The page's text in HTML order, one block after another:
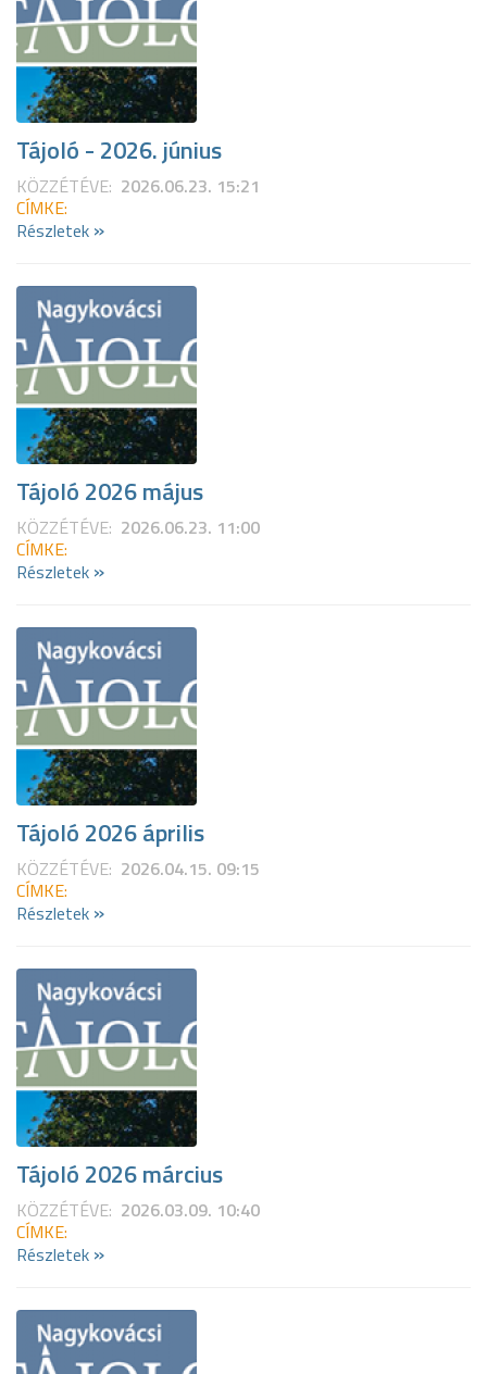
Tájoló - 2026. június
KÖZZÉTÉVE: 2026.06.23. 15:21
CÍMKE:
Részletek »
Tájoló 2026 május
KÖZZÉTÉVE: 2026.06.23. 11:00
CÍMKE:
Részletek »
Tájoló 2026 április
KÖZZÉTÉVE: 2026.04.15. 09:15
CÍMKE:
Részletek »
Tájoló 2026 március
KÖZZÉTÉVE: 2026.03.09. 10:40
CÍMKE:
Részletek »